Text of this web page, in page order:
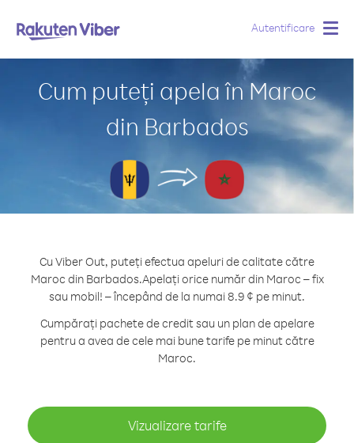
Autentificare
Cum puteți apela în Maroc
din Barbados
Cu Viber Out, puteți efectua apeluri de calitate către
Maroc din Barbados.Apelați orice număr din Maroc – fix
sau mobil! – începând de la numai 8.9 ¢ pe minut.
Cumpărați pachete de credit sau un plan de apelare
pentru a avea de cele mai bune tarife pe minut către
Maroc.
Vizualizare tarife